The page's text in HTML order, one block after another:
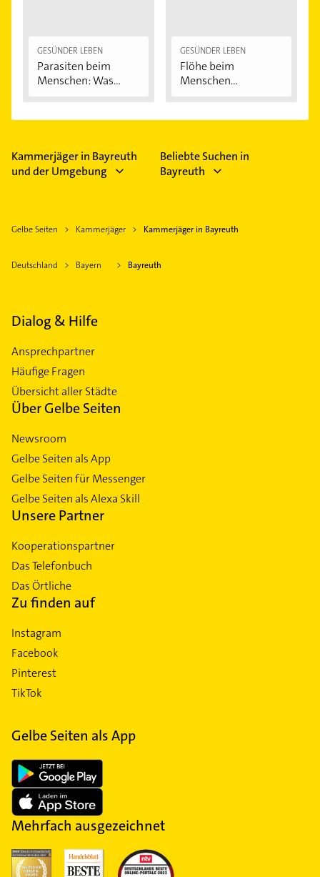
GESÜNDER LEBEN
Parasiten beim
Menschen: Was
GESÜNDER LEBEN
Flöhe beim
Menschen
Kammerjäger in Bayreuth
und der Umgebung
Beliebte Suchen in
Bayreuth
Gelbe Seiten Kammerjäger Kammerjäger in Bayreuth
Deutschland Bayern Bayreuth
Dialog & Hilfe
Ansprechpartner
Häufige Fragen
Übersicht aller Städte
Über Gelbe Seiten
Newsroom
Gelbe Seiten als App
Gelbe Seiten für Messenger
Gelbe Seiten als Alexa Skill
Unsere Partner
Kooperationspartner
Das Telefonbuch
Das Örtliche
Zu finden auf
Instagram
Facebook
Pinterest
TikTok
Gelbe Seiten als App
Mehrfach ausgezeichnet